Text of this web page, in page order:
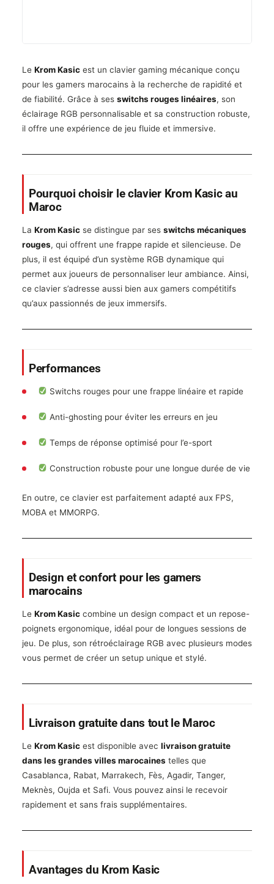
Le Krom Kasic est un clavier gaming mécanique conçu
pour les gamers marocains à la recherche de rapidité et
de fiabilité. Grâce à ses switchs rouges linéaires, son
éclairage RGB personnalisable et sa construction robuste,
il offre une expérience de jeu fluide et immersive.
Pourquoi choisir le clavier Krom Kasic au
Maroc
La Krom Kasic se distingue par ses switchs mécaniques
rouges, qui offrent une frappe rapide et silencieuse. De
plus, il est équipé d’un système RGB dynamique qui
permet aux joueurs de personnaliser leur ambiance. Ainsi,
ce clavier s’adresse aussi bien aux gamers compétitifs
qu’aux passionnés de jeux immersifs.
Performances
Switchs rouges pour une frappe linéaire et rapide
Anti-ghosting pour éviter les erreurs en jeu
Temps de réponse optimisé pour l’e-sport
Construction robuste pour une longue durée de vie
En outre, ce clavier est parfaitement adapté aux FPS,
MOBA et MMORPG.
Design et confort pour les gamers
marocains
Le Krom Kasic combine un design compact et un repose-
poignets ergonomique, idéal pour de longues sessions de
jeu. De plus, son rétroéclairage RGB avec plusieurs modes
vous permet de créer un setup unique et stylé.
Livraison gratuite dans tout le Maroc
Le Krom Kasic est disponible avec livraison gratuite
dans les grandes villes marocaines telles que
Casablanca, Rabat, Marrakech, Fès, Agadir, Tanger,
Meknès, Oujda et Safi. Vous pouvez ainsi le recevoir
rapidement et sans frais supplémentaires.
Avantages du Krom Kasic